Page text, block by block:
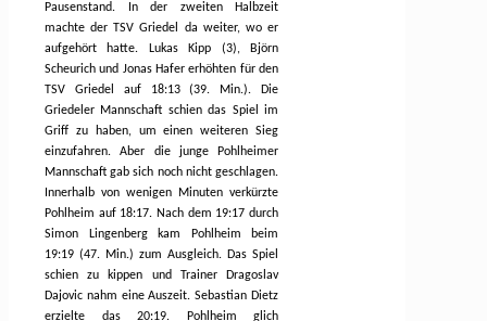
Pausenstand. In der zweiten Halbzeit
machte der TSV Griedel da weiter, wo er
aufgehört hatte. Lukas Kipp (3), Björn
Scheurich und Jonas Hafer erhöhten für den
TSV Griedel auf 18:13 (39. Min.). Die
Griedeler Mannschaft schien das Spiel im
Griff zu haben, um einen weiteren Sieg
einzufahren. Aber die junge Pohlheimer
Mannschaft gab sich noch nicht geschlagen.
Innerhalb von wenigen Minuten verkürzte
Pohlheim auf 18:17. Nach dem 19:17 durch
Simon Lingenberg kam Pohlheim beim
19:19 (47. Min.) zum Ausgleich. Das Spiel
schien zu kippen und Trainer Dragoslav
Dajovic nahm eine Auszeit. Sebastian Dietz
erzielte das 20:19. Pohlheim glich